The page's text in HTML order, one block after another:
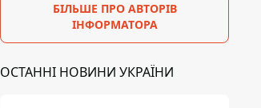
БІЛЬШЕ ПРО АВТОРІВ
ІНФОРМАТОРА
ОСТАННІ НОВИНИ УКРАЇНИ